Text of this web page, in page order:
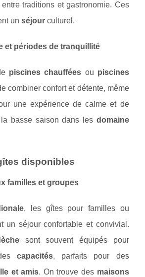
traditions et gastronomie. Ces
un séjour culturel.
et périodes de tranquillité
piscines chauffées ou piscines
combiner confort et détente, même
une expérience de calme et de
basse saison dans les domaine
disponibles
familles et groupes
, les gîtes pour familles ou
un séjour confortable et convivial.
sont souvent équipés pour
capacités, parfaits pour des
et amis. On trouve des maisons